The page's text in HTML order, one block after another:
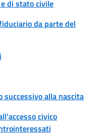
di stato civile
da parte del
successivo alla nascita
civico